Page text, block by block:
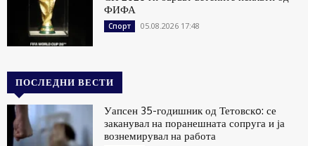
ФИФА
Спорт 05.08.2026 17:48
ПОСЛЕДНИ ВЕСТИ
Уапсен 35-годишник од Тетовскo: се
заканувал на поранешната сопруга и ја
вознемирувал на работа